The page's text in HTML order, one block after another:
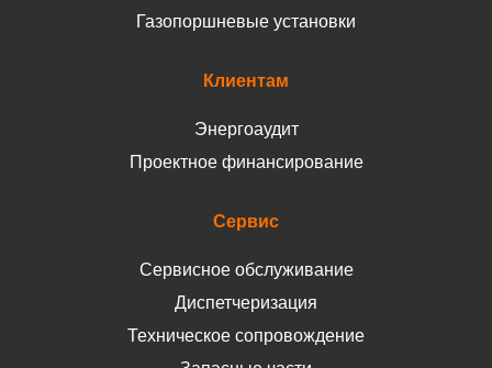
Газопоршневые установки
Клиентам
Энергоаудит
Проектное финансирование
Сервис
Сервисное обслуживание
Диспетчеризация
Техническое сопровождение